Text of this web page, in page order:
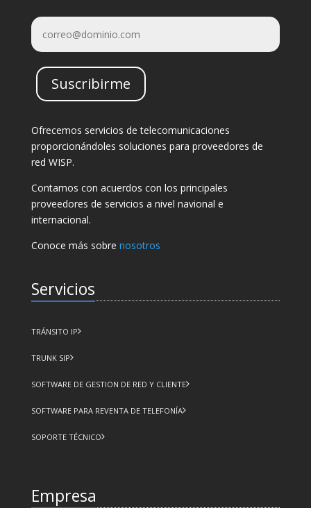
Suscribirme
Ofrecemos servicios de telecomunicaciones
proporcionándoles soluciones para proveedores de
red WISP.
Contamos con acuerdos con los principales
proveedores de servicios a nivel navional e
internacional.
Conoce más sobre nosotros
Servicios
TRÁNSITO IP
TRUNK SIP
SOFTWARE DE GESTION DE RED Y CLIENTE
SOFTWARE PARA REVENTA DE TELEFONÍA
SOPORTE TÉCNICO
Empresa